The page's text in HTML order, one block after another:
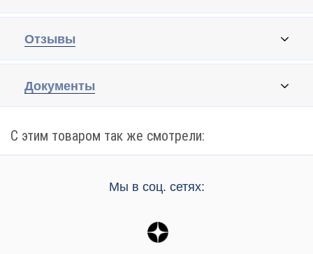
Отзывы
Документы
С этим товаром так же смотрели:
Мы в соц. сетях: